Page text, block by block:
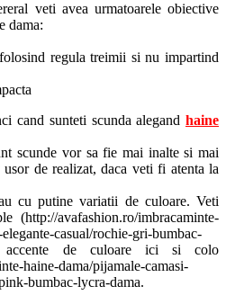
veti avea urmatoarele obiective
dama:
regula treimii si nu impartind
cand sunteti scunda alegand haine
scunde vor sa fie mai inalte si mai
de realizat, daca veti fi atenta la
cu putine variatii de culoare. Veti
(http://avafashion.ro/imbracaminte-
casual/rochie-gri-bumbac-
de culoare ici si colo
haine-dama/pijamale-camasi-
bumbac-lycra-dama.